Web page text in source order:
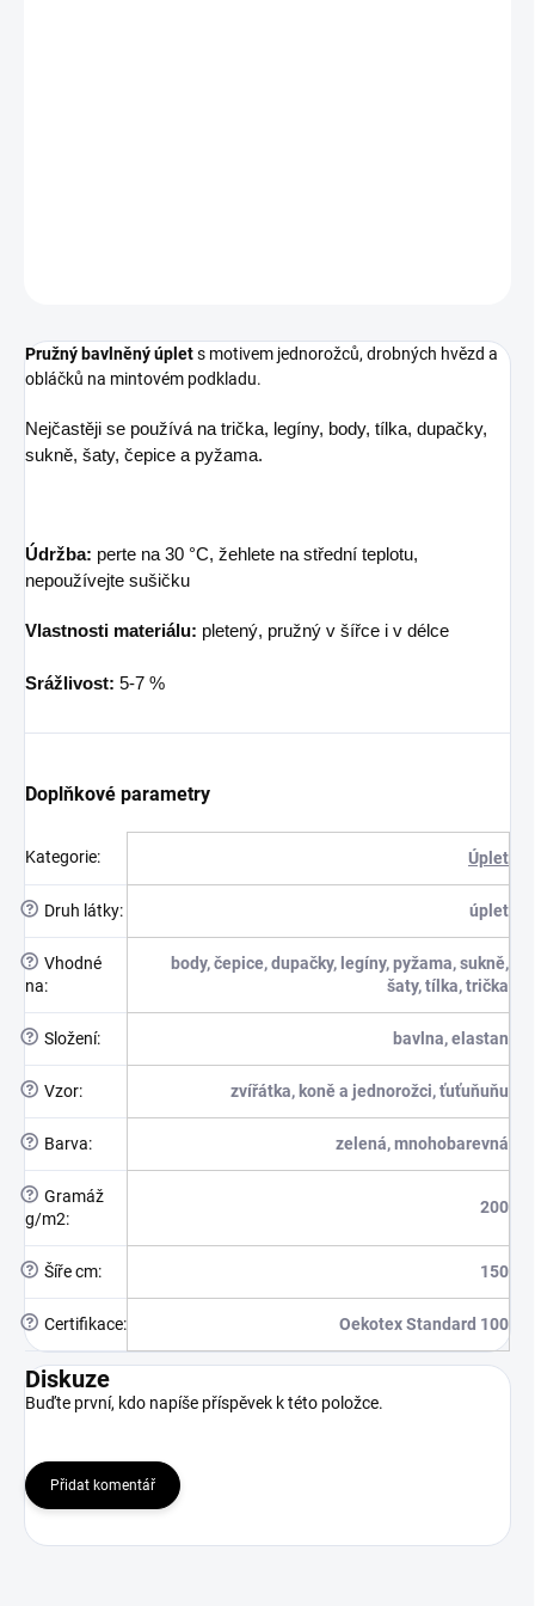
Pružný bavlněný úplets motivem jednorožců, drobných hvězd a
obláčků na mintovém podkladu.
Nejčastěji se používá na trička, legíny, body, tílka, dupačky,
sukně, šaty, čepice a pyžama.
Údržba: perte na 30 °C, žehlete na střední teplotu,
nepoužívejte sušičku
Vlastnosti materiálu: pletený, pružný v šířce i v délce
Srážlivost: 5-7 %
Doplňkové parametry
Kategorie: Úplet
? Druh látky: úplet
? Vhodné
na:
body, čepice, dupačky, legíny, pyžama, sukně,
šaty, tílka, trička
? Složení: bavlna, elastan
? Vzor: zvířátka, koně a jednorožci, ťuťuňuňu
? Barva: zelená, mnohobarevná
? Gramáž
g/m2:
200
? Šíře cm: 150
? Certifikace: Oekotex Standard 100
Diskuze
Buďte první, kdo napíše příspěvek k této položce.
Přidat komentář